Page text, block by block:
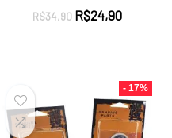
R$34,90 O
R$34,90.
R$24,90O
R$24,90.
- 17%